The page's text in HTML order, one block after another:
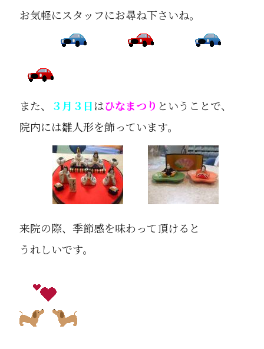
お気軽にスタッフにお尋ね下さいね。
また、 ３月３日はひなまつり ということで、
院内には雛人形を飾っています。
来院の際、季節感を味わって頂けると
うれしいです。